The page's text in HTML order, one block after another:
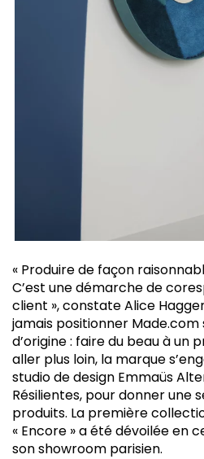
« Produire de façon
C’est une démarche de
client », constate Alice
jamais positionner Made.com
d’origine : faire du beau à un
aller plus loin, la marque
studio de design Emmaüs
Résilientes, pour donner une
produits. La première
« Encore » a été dévoilée en
son showroom parisien.